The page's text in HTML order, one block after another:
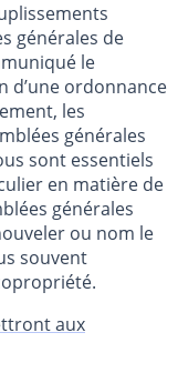
générales de
le
d’une ordonnance
les
générales
sont essentiels
en matière de
générales
ou nom le
souvent
aux